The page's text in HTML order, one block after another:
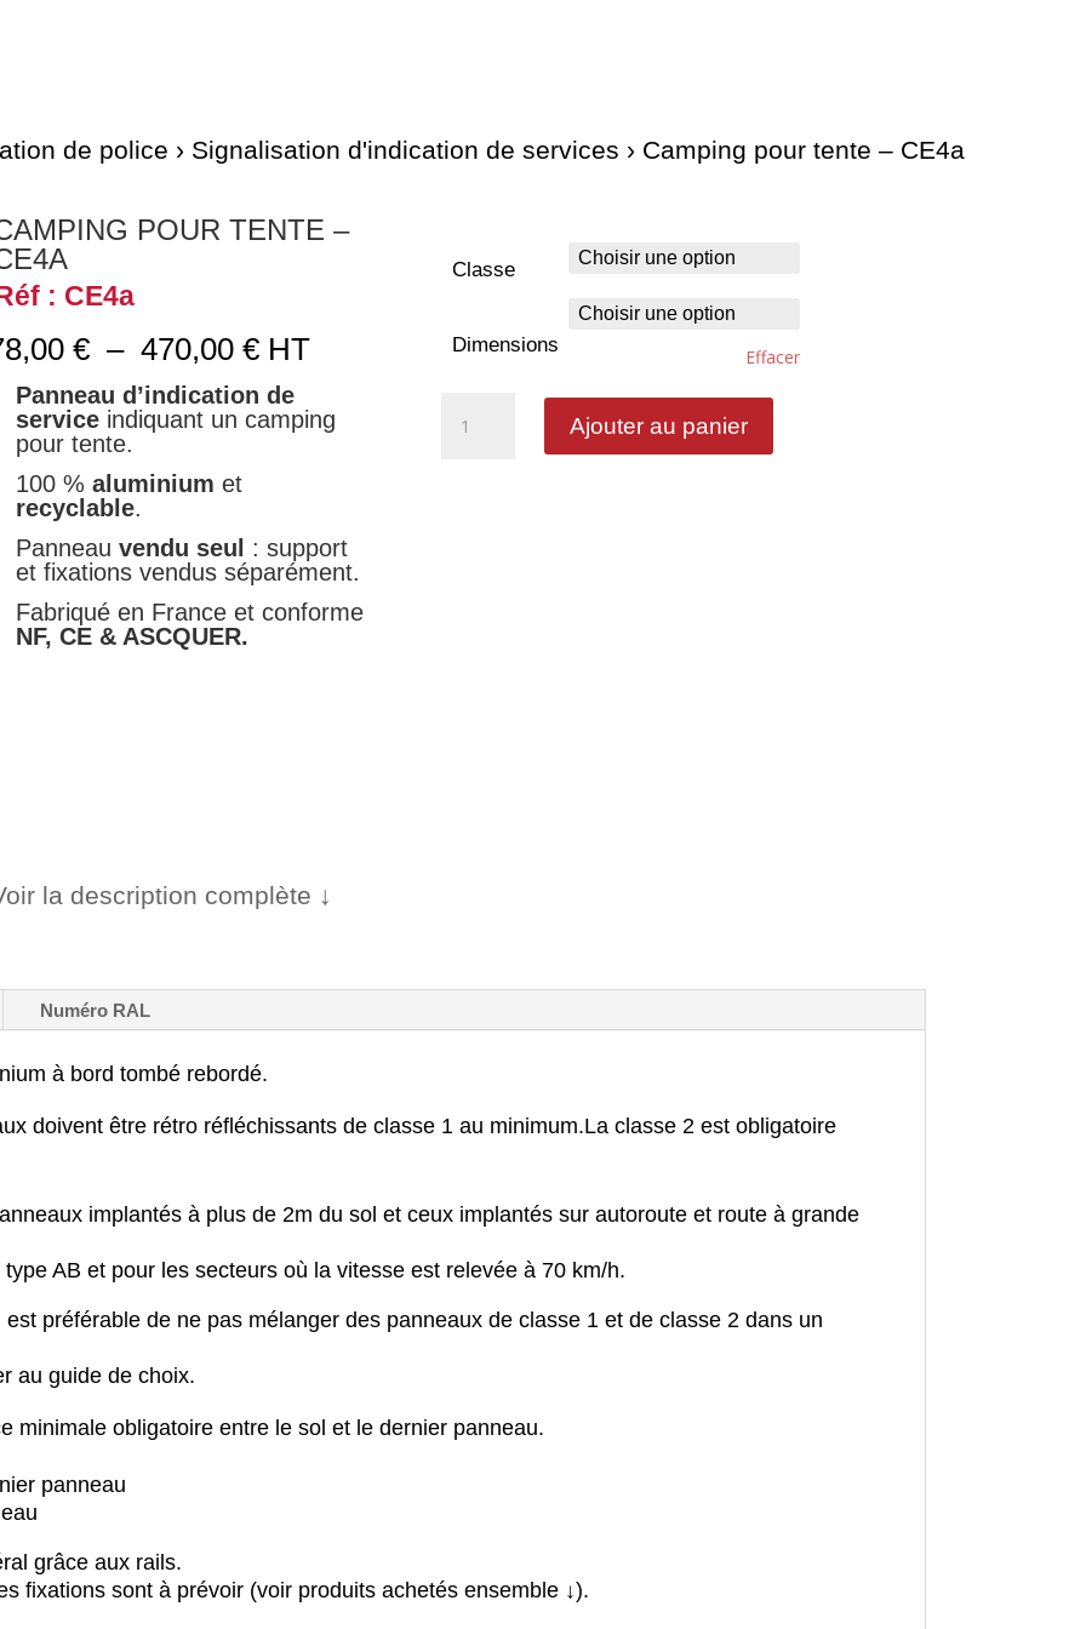
de police › Signalisation d'indication de services › Camping pour tente – CE4a
POUR TENTE –
: CE4a
€ – 470,00 €Plage
de
prix :
78,00 €
HT
Panneau d’indication de
service indiquant un camping
pour tente.
100 % aluminium et
recyclable.
Panneau vendu seul
: support
et fixations vendus séparément.
Fabriqué en France et conforme
NF, CE & ASCQUER.
la description complète ↓
Classe
Dimensions
Effacer
Ajouter au panier
Numéro RAL
à bord tombé rebordé.
doivent être rétro réfléchissants de classe 1 au minimum.La classe 2 est obligatoire
implantés à plus de 2m du sol et ceux implantés sur autoroute et route à grande
AB et pour les secteurs où la vitesse est relevée à 70 km/h.
préférable de ne pas mélanger des panneaux de classe 1 et de classe 2 dans un
au guide de choix.
minimale obligatoire entre le sol et le dernier panneau.
panneau
grâce aux rails.
fixations sont à prévoir (voir produits achetés ensemble ↓).